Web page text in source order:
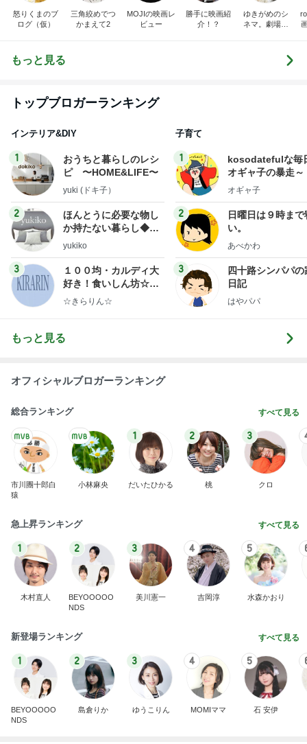
怒りくまのブ
ログ（仮）
三角絞めでつ
かまえて2
MOJIの映画レ
ビュー
勝手に映画紹
介！？
ゆきがめのシ
ネマ。劇場に
もっと見る
トップブロガーランキング
インテリア&DIY
1
おうちと暮らしのレシ
ピ 〜HOME&LIFE〜
yuki (ドキ子）
2
ほんとうに必要な物し
か持たない暮らし◆Ke
ep Life Simple◆〜イ
yukiko
3
１００均・カルディ大
好き！食いしん坊☆き
らりん☆のブログ
☆きらりん☆
子育て
1
kosodatefulな毎
オギャ子の暴走～
オギャ子
2
日曜日は９時まで
い。
あべかわ
3
四十路シンパパの
日記
はやパパ
もっと見る
オフィシャルブロガーランキング
総合ランキング すべて見る
市川團十郎白
猿
小林麻央
1
だいたひかる
2
桃
3
クロ
急上昇ランキング すべて見る
1
木村直人
2
BEYOOOOO
NDS
3
美川憲一
4
吉岡淳
5
水森かおり
新登場ランキング すべて見る
1
BEYOOOOO
NDS
2
島倉りか
3
ゆうこりん
4
MOMIママ
5
石 安伊